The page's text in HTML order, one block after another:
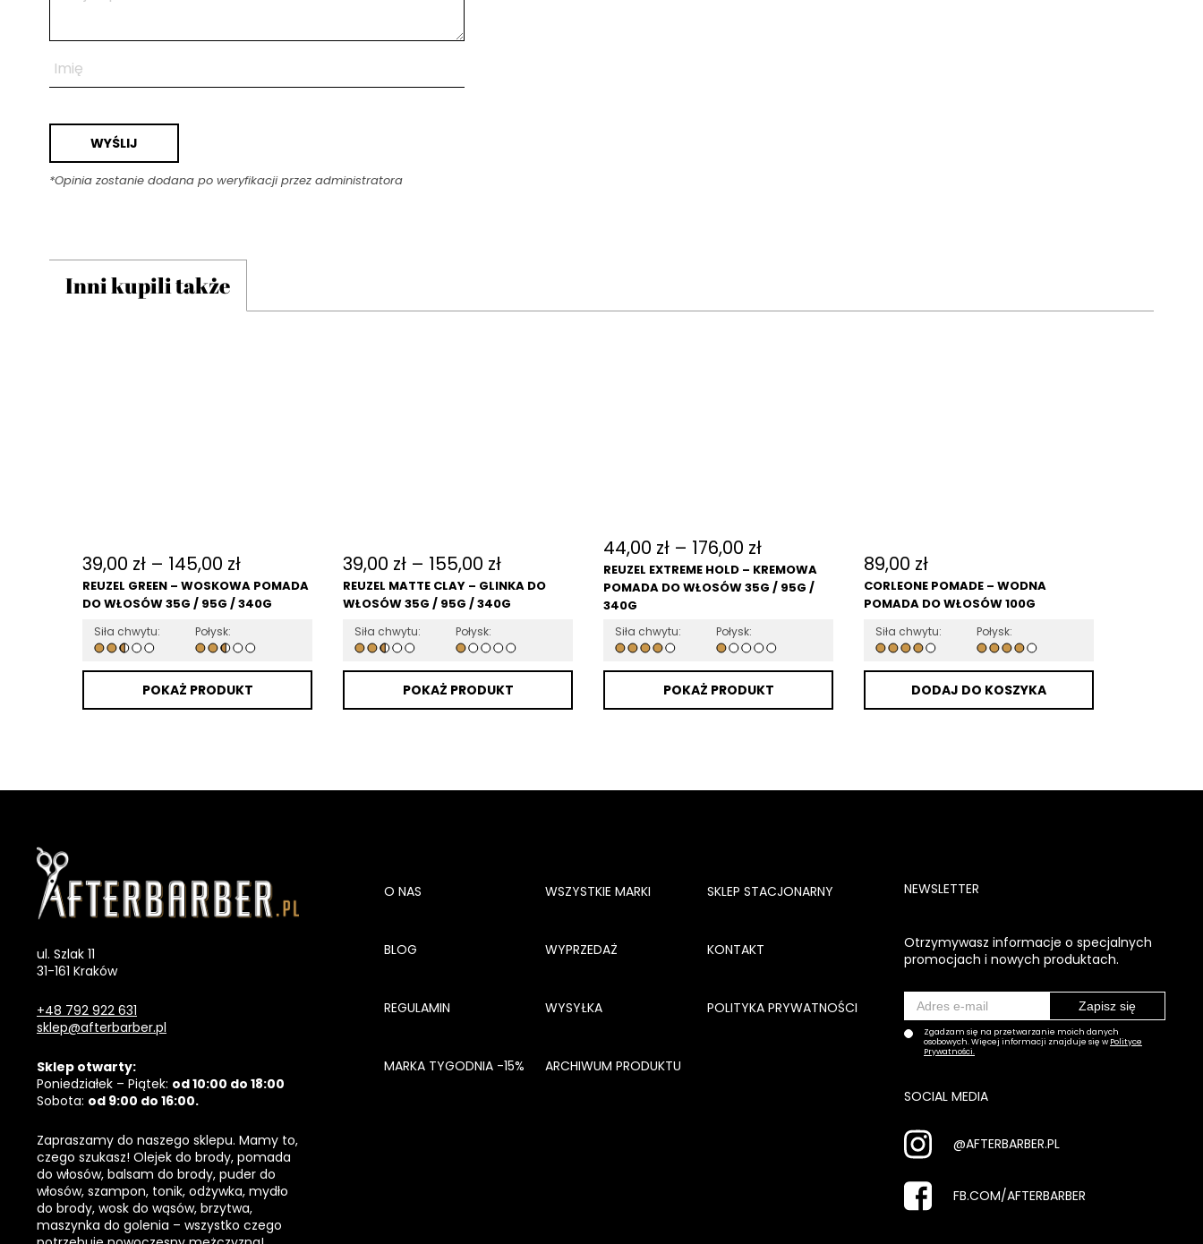
*Opinia zostanie dodana po weryfikacji przez administratora
Inni kupili także
39,00 zł – 145,00 zł
REUZEL GREEN – WOSKOWA POMADA
DO WŁOSÓW 35G / 95G / 340G
Siła chwytu: Połysk:
POKAŻ PRODUKT
39,00 zł – 155,00 zł
REUZEL MATTE CLAY – GLINKA DO
WŁOSÓW 35G / 95G / 340G
Siła chwytu: Połysk:
POKAŻ PRODUKT
44,00 zł – 176,00 zł
REUZEL EXTREME HOLD – KREMOWA
POMADA DO WŁOSÓW 35G / 95G /
340G
Siła chwytu: Połysk:
POKAŻ PRODUKT
89,00 zł
CORLEONE POMADE – WODNA
POMADA DO WŁOSÓW 100G
Siła chwytu: Połysk:
DODAJ DO KOSZYKA
ul. Szlak 11
31-161 Kraków
+48 792 922 631
sklep@afterbarber.pl
Sklep otwarty:
Poniedziałek – Piątek: od 10:00 do 18:00
Sobota: od 9:00 do 16:00.
Zapraszamy do naszego sklepu. Mamy to,
czego szukasz! Olejek do brody, pomada
do włosów, balsam do brody, puder do
włosów, szampon, tonik, odżywka, mydło
do brody, wosk do wąsów, brzytwa,
maszynka do golenia – wszystko czego
O NAS WSZYSTKIE MARKI SKLEP STACJONARNY
BLOG WYPRZEDAŻ KONTAKT
REGULAMIN WYSYŁKA POLITYKA PRYWATNOŚCI
MARKA TYGODNIA -15% ARCHIWUM PRODUKTU
NEWSLETTER
Otrzymywasz informacje o specjalnych
promocjach i nowych produktach.
Zgadzam się na przetwarzanie moich danych
osobowych. Więcej informacji znajduje się wPolityce
Prywatności.
SOCIAL MEDIA
@AFTERBARBER.PL
FB.COM/AFTERBARBER